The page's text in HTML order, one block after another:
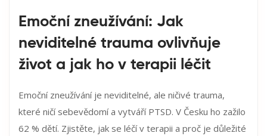
Emoční zneužívání: Jak
neviditelné trauma ovlivňuje
život a jak ho v terapii léčit
Emoční zneužívání je neviditelné, ale ničivé trauma,
které ničí sebevědomí a vytváří PTSD. V Česku ho zažilo
62 % dětí. Zjistěte, jak se léčí v terapii a proč je důležité